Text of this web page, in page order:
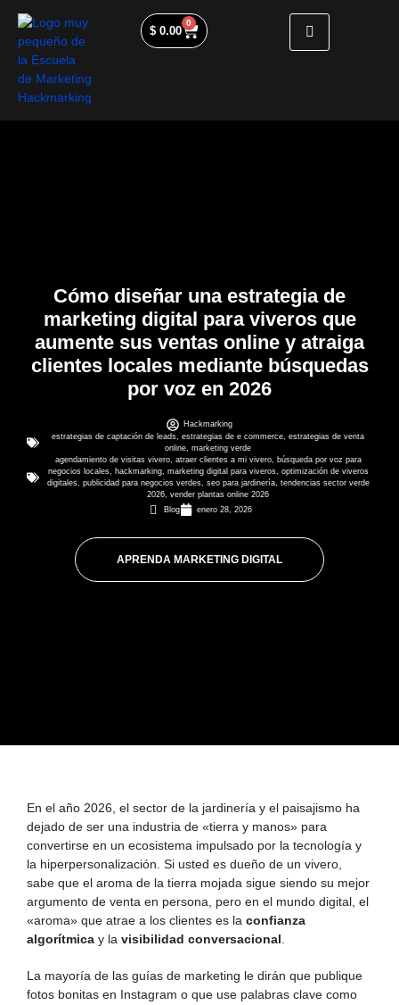
$0.00
0
Cómo diseñar una estrategia de
marketing digital para viveros que
aumente sus ventas online y atraiga
clientes locales mediante búsquedas
por voz en 2026
Hackmarking
estrategias de captación de leads estrategias de e commerce estrategias de venta
online marketing verde
agendamiento de visitas vivero, atraer clientes a mi vivero,
búsqueda por voz para
negocios locales, hackmarking, marketing digital para viveros, optimización de viveros
digitales, publicidad para negocios verdes, seo para jardinería, tendencias sector verde
2026 vender plantas online 2026
Blog
enero 28, 2026
APRENDA MARKETING DIGITAL
En el año 2026, el sector de la jardinería y el paisajismo ha
dejado de ser una industria de «tierra y manos» para
convertirse en un ecosistema impulsado por la tecnología y
la hiperpersonalización. Si usted es dueño de un vivero,
sabe que el aroma de la tierra mojada sigue siendo su mejor
argumento de venta en persona, pero en el mundo digital, el
«aroma» que atrae a los clientes es la confianza
algorítmica y la visibilidad conversacional
La mayoría de las guías de marketing le dirán que publique
fotos bonitas en Instagram o que use palabras clave como